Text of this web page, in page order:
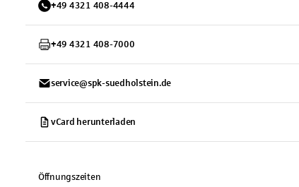
+49 4321 408-4444
+49 4321 408-7000
service@spk-suedholstein.de
vCard herunterladen
Öffnungszeiten